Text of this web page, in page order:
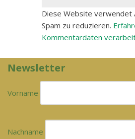
Diese Website verwendet
Spam zu reduzieren.
Kommentardaten
Newsletter
Vorname
Nachname